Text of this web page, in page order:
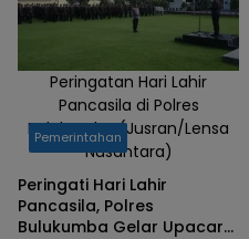
Peringatan Hari Lahir
Pancasila di Polres
Bulukumba (Jusran/Lensa
Nusantara)
Pemerintahan
Peringati Hari Lahir
Pancasila, Polres
Bulukumba Gelar Upacara